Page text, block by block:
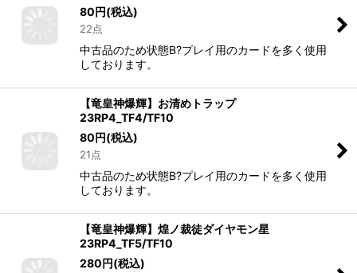
80円(税込)
22点
中古品のため状態B?プレイ用のカードを多く使用
しております。
【竜皇神爆輝】お清めトラップ
23RP4_TF4/TF10
80円(税込)
21点
中古品のため状態B?プレイ用のカードを多く使用
しております。
【竜皇神爆輝】煌ノ裁徒ダイヤモン星
23RP4_TF5/TF10
280円(税込)